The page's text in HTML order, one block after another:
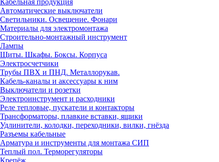
Кабельная продукция
Автоматические выключатели
Светильники. Освещение. Фонари
Материалы для электромонтажа
Строительно-монтажный инструмент
Лампы
Щиты. Шкафы. Боксы. Корпуса
Электросчетчики
Трубы ПВХ и ПНД. Металлорукав.
Кабель-каналы и аксессуары к ним
Выключатели и розетки
Электроинструмент и расходники
Реле тепловые, пускатели и контакторы
Трансформаторы, плавкие вставки, ящики
Удлинители, колодки, переходники, вилки, гнёзда
Разъемы кабельные
Арматура и инструменты для монтажа СИП
Теплый пол. Терморегуляторы
Крепёж